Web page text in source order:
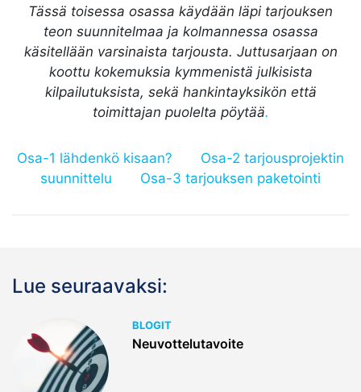
Tässä toisessa osassa käydään läpi tarjouksen
teon suunnitelmaa ja kolmannessa osassa
käsitellään varsinaista tarjousta. Juttusarjaan on
koottu kokemuksia kymmenistä julkisista
kilpailutuksista, sekä hankintayksikön että
toimittajan puolelta pöytää.
Osa-1 lähdenkö kisaan?
Osa-2 tarjousprojektin
suunnittelu
Osa-3 tarjouksen paketointi
Lue seuraavaksi:
BLOGIT
Neuvottelutavoite